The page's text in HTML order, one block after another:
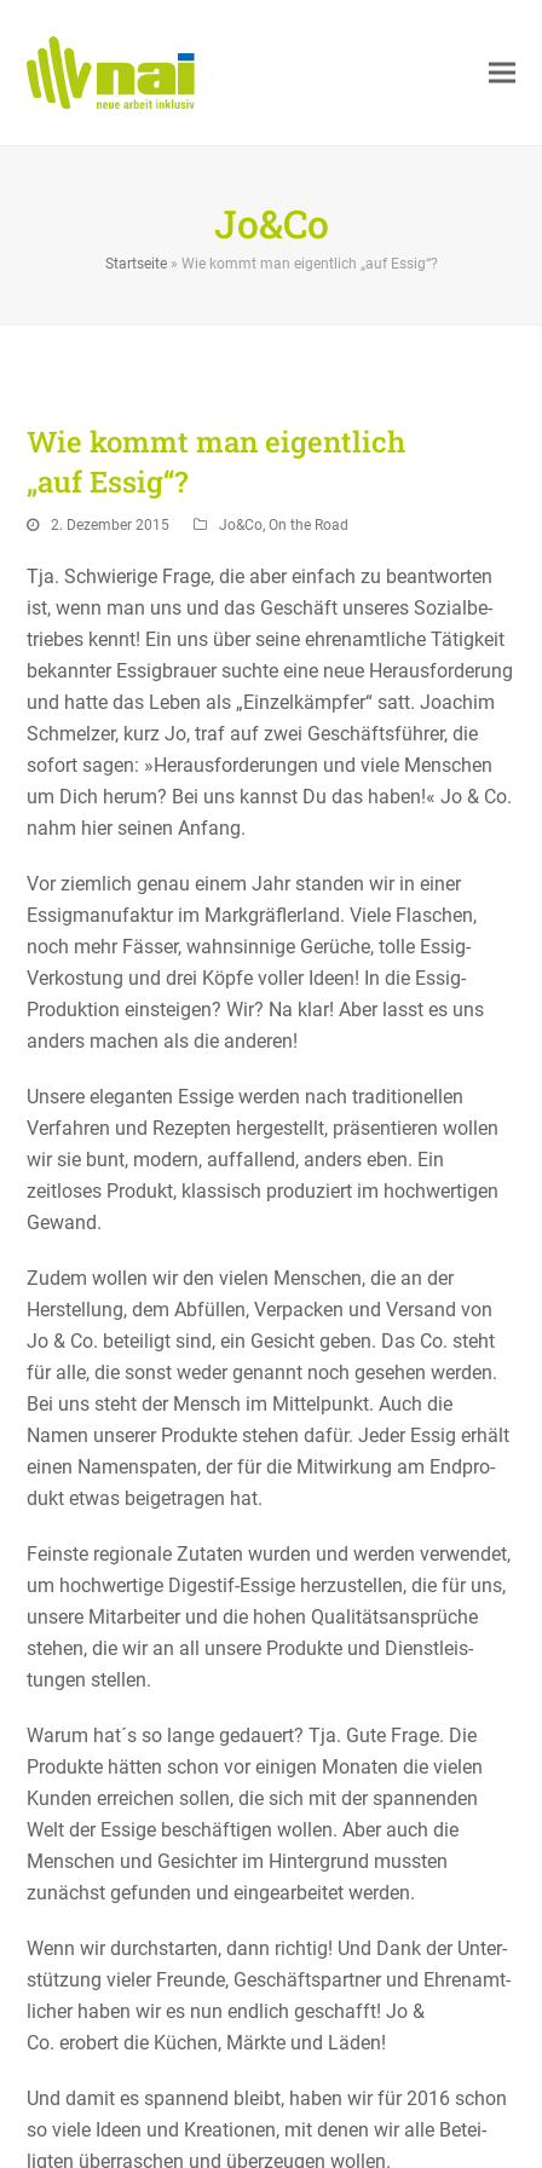
Jo&Co
Startseite» Wie kommt man eigentlich „auf Essig“?
Wie kommt man eigentlich
„auf Essig“?
2. Dezember 2015 Jo&Co,On the Road
Tja. Schwie­rige Frage, die aber einfach zu beant­worten
ist, wenn man uns und das Geschäft unseres Sozial­be­
triebes kennt! Ein uns über seine ehren­amt­liche Tätigkeit
bekannter Essig­brauer suchte eine neue Heraus­for­de­rung
und hatte das Leben als „Einzel­kämpfer“ satt. Joachim
Schmelzer, kurz Jo, traf auf zwei Geschäfts­führer, die
sofort sagen: »Heraus­for­de­rungen und viele Menschen
um Dich herum? Bei uns kannst Du das haben!« Jo & Co.
nahm hier seinen Anfang.
Vor ziemlich genau einem Jahr standen wir in einer
Essig­ma­nu­faktur im Markgräf­ler­land. Viele Flaschen,
noch mehr Fässer, wahnsin­nige Gerüche, tolle Essig-
Verkos­tung und drei Köpfe voller Ideen! In die Essig-
Produk­tion einsteigen? Wir? Na klar! Aber lasst es uns
anders machen als die anderen!
Unsere eleganten Essige werden nach tradi­tio­nellen
Verfahren und Rezepten herge­stellt, präsen­tieren wollen
wir sie bunt, modern, auffal­lend, anders eben. Ein
zeitloses Produkt, klassisch produ­ziert im hochwer­tigen
Gewand.
Zudem wollen wir den vielen Menschen, die an der
Herstel­lung, dem Abfüllen, Verpacken und Versand von
Jo & Co. beteiligt sind, ein Gesicht geben. Das Co. steht
für alle, die sonst weder genannt noch gesehen werden.
Bei uns steht der Mensch im Mittel­punkt. Auch die
Namen unserer Produkte stehen dafür. Jeder Essig erhält
einen Namens­paten, der für die Mitwir­kung am Endpro­
dukt etwas beigetragen hat.
Feinste regionale Zutaten wurden und werden verwendet,
um hochwer­tige Digestif-Essige herzu­stellen, die für uns,
unsere Mitar­beiter und die hohen Quali­täts­an­sprüche
stehen, die wir an all unsere Produkte und Dienst­leis­
tungen stellen.
Warum hat´s so lange gedauert? Tja. Gute Frage. Die
Produkte hätten schon vor einigen Monaten die vielen
Kunden erreichen sollen, die sich mit der spannenden
Welt der Essige beschäf­tigen wollen. Aber auch die
Menschen und Gesichter im Hinter­grund mussten
zunächst gefunden und einge­ar­beitet werden.
Wenn wir durch­starten, dann richtig! Und Dank der Unter­
stüt­zung vieler Freunde, Geschäfts­partner und Ehren­amt­
li­cher haben wir es nun endlich geschafft! Jo &
Co. erobert die Küchen, Märkte und Läden!
Und damit es spannend bleibt, haben wir für 2016 schon
so viele Ideen und Kreationen, mit denen wir alle Betei­
ligten überra­schen und überzeugen wollen.